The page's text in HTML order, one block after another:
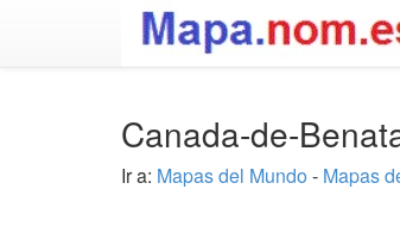
Canada-de-
Ir a: Mapas del Mundo - Mapas